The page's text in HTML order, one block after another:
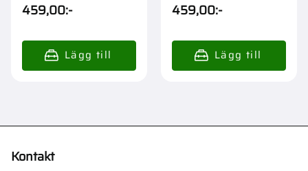
459,00:- 459,00:-
Kontakt